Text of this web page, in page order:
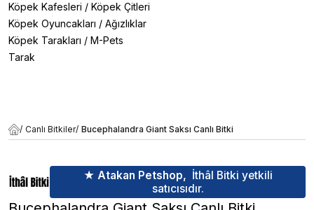
Köpek Kafesleri / Köpek Çitleri
Köpek Oyuncakları / Ağızlıklar
Köpek Tarakları / M-Pets
Tarak
/ Canlı Bitkiler/ Bucephalandra Giant Saksı Canlı Bitki
★ Atakan Petshop, İthâl Bitki yetkili
satıcısıdır.